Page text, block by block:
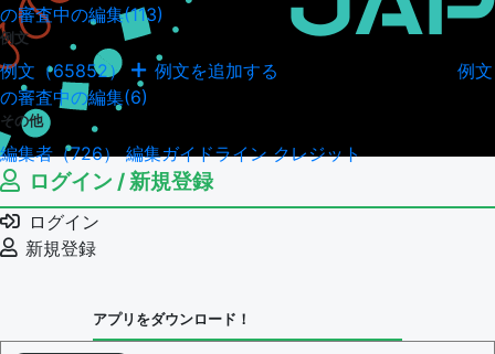
の審査中の編集(113)
例文
例文（65852） 例文を追加する
例文
の審査中の編集(6)
その他
編集者（726）編集ガイドラインクレジット
ログイン / 新規登録
ログイン
新規登録
アプリをダウンロード！